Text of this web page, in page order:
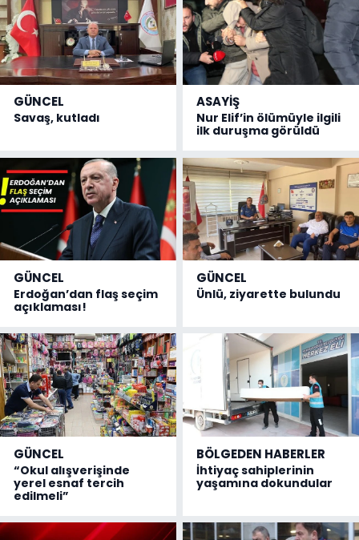
GÜNCEL
Savaş, kutladı
ASAYİŞ
Nur Elif’in ölümüyle ilgili
ilk duruşma görüldü
GÜNCEL
Erdoğan’dan flaş seçim
açıklaması!
GÜNCEL
Ünlü, ziyarette bulundu
GÜNCEL
“Okul alışverişinde
yerel esnaf tercih
edilmeli”
BÖLGEDEN HABERLER
İhtiyaç sahiplerinin
yaşamına dokundular